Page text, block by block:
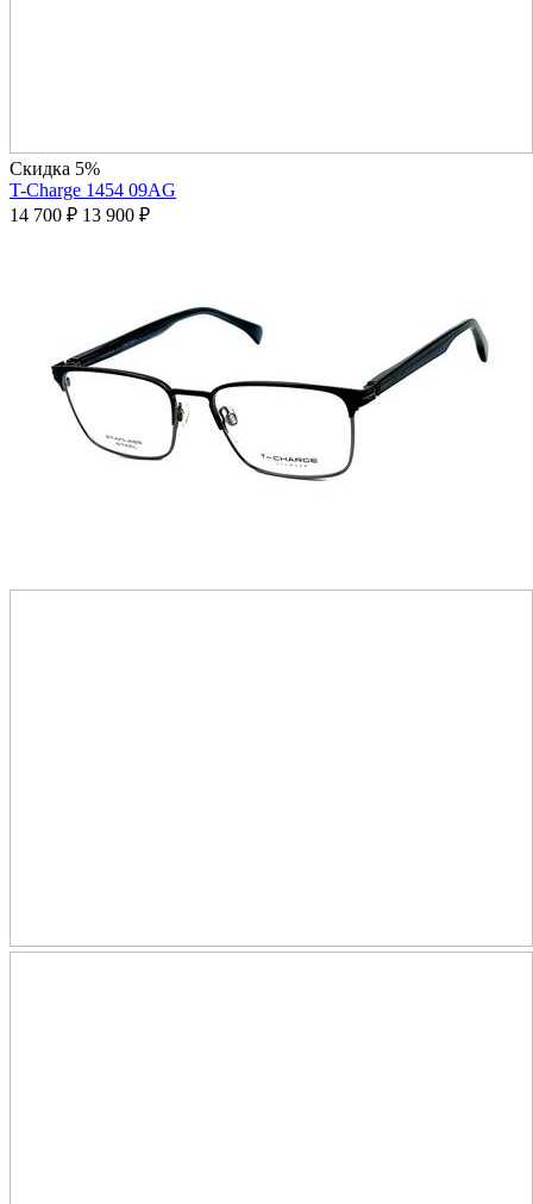
Скидка 5%
T-Charge 1454 09AG
14 700 ₽ 13 900 ₽